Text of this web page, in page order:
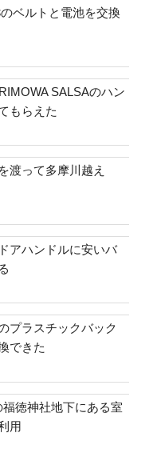
ベルトと電池を交換
SALSAのハン
もらえた
渡って多摩川越え
アハンドルに安いバ
プラスチックバック
できた
徳神社地下にある室
用